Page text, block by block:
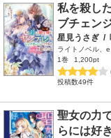
私を殺し
ブチェン
星見うさぎ /
ライトノベル、
1巻
1,200pt
投稿数49件
聖女の力
らには好